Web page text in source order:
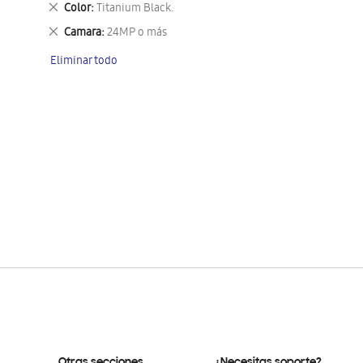
Color Titanium Black.
Eliminar
este
artículo
Camara 24MP o más
Eliminar
artículo
Eliminar todo